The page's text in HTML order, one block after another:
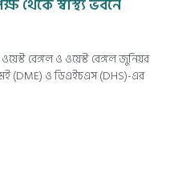
থেকে স্বাস্থ্য ভবনে
বেঙ্গল ও ওয়েস্ট বেঙ্গল জুনিয়র
(DME) ও ডিএইচএস (DHS)-এর